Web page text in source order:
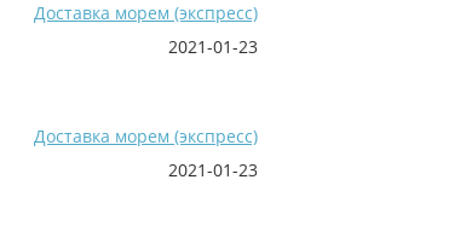
Доставка морем (экспресс)
2021-01-23
Доставка морем (экспресс)
2021-01-23